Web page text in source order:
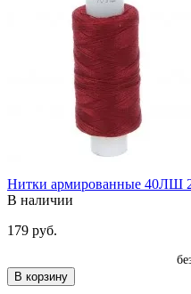
Нитки армированные 40ЛШ
В наличии
179 руб.
В корзину